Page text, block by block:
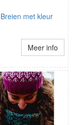
met kleur
Meer info